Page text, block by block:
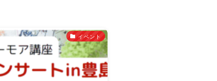
イベント